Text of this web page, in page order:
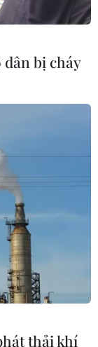
chung kết
về AFF Suzuki
sẽ
Hà Nội.
bị cháy
thải khí